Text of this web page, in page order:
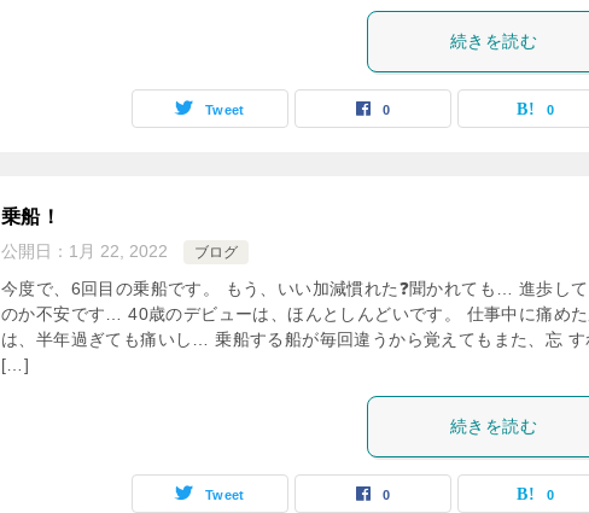
続きを読む
Tweet 0 0
乗船！
公開日： 1月 22, 2022 ブログ
今度で、6回目の乗船です。 もう、いい加減慣れた❓聞かれても… 進歩して
のか不安です… 40歳のデビューは、ほんとしんどいです。 仕事中に痛めた
は、半年過ぎても痛いし… 乗船する船が毎回違うから覚えてもまた、忘 す
[…]
続きを読む
Tweet 0 0